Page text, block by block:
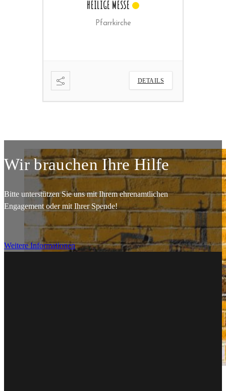
DETAILS
SENIORENRUNDE
Wir brauchen Ihre Hilfe
Bitte unterstützen Sie uns mit Ihrem ehrenamtlichen
Engagement oder mit Ihrer Spende!
Weitere Informationen